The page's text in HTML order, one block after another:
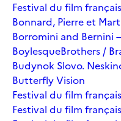
Festival du film
Bonnard, Pierre et
Borromini and Bernini
BoylesqueBrothers /
Budynok Slovo.
Butterfly Vision
Festival du film
Festival du film